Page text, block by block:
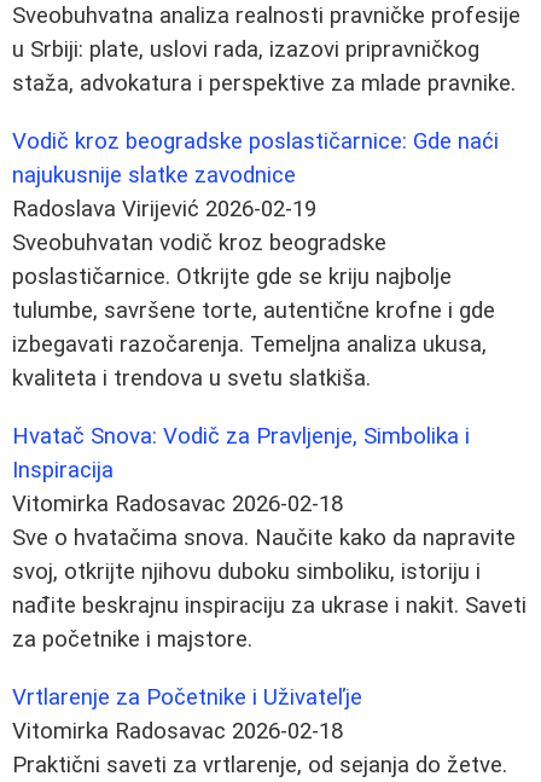
Sveobuhvatna analiza realnosti pravničke profesije
u Srbiji: plate, uslovi rada, izazovi pripravničkog
staža, advokatura i perspektive za mlade pravnike.
Vodič kroz beogradske poslastičarnice: Gde naći
najukusnije slatke zavodnice
Radoslava Virijević 2026-02-19
Sveobuhvatan vodič kroz beogradske
poslastičarnice. Otkrijte gde se kriju najbolje
tulumbe, savršene torte, autentične krofne i gde
izbegavati razočarenja. Temeljna analiza ukusa,
kvaliteta i trendova u svetu slatkiša.
Hvatač Snova: Vodič za Pravljenje, Simbolika i
Inspiracija
Vitomirka Radosavac 2026-02-18
Sve o hvatačima snova. Naučite kako da napravite
svoj, otkrijte njihovu duboku simboliku, istoriju i
nađite beskrajnu inspiraciju za ukrase i nakit. Saveti
za početnike i majstore.
Vrtlarenje za Početnike i Uživateľje
Vitomirka Radosavac 2026-02-18
Praktični saveti za vrtlarenje, od sejanja do žetve.